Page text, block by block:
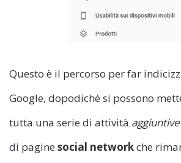
Questo è il percorso per far
Google, dopodiché si possono
tutta una serie di attività aggiuntive
di pagine social networkche